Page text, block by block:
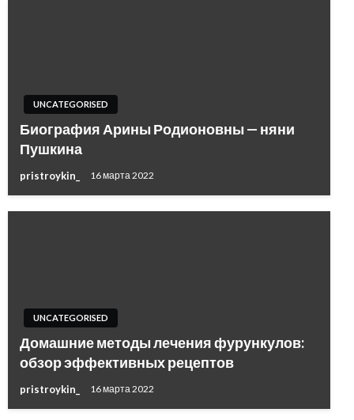
UNCATEGORISED
Биография Арины Родионовны — няни
Пушкина
pristroykin_ 16 марта 2022
UNCATEGORISED
Домашние методы лечения фурункулов:
обзор эффективных рецептов
pristroykin_ 16 марта 2022